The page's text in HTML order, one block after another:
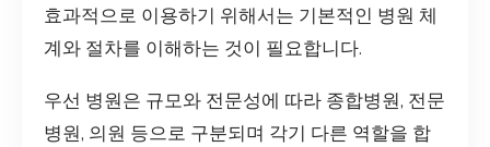
효과적으로 이용하기 위해서는 기본적인 병원 체
계와 절차를 이해하는 것이 필요합니다.
우선 병원은 규모와 전문성에 따라 종합병원, 전문
병원, 의원 등으로 구분되며 각기 다른 역할을 합